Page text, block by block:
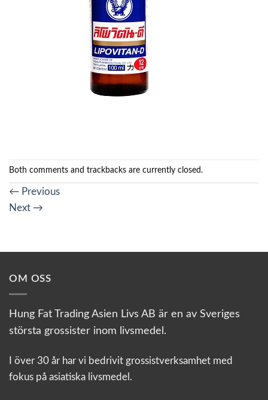
Both comments and trackbacks are currently closed.
← Previous
Next →
OM OSS
Hung Fat Trading Asien Livs AB är en av Sveriges
största grossister inom livsmedel.
I över 30 år har vi bedrivit grossistverksamhet med
fokus på asiatiska livsmedel.